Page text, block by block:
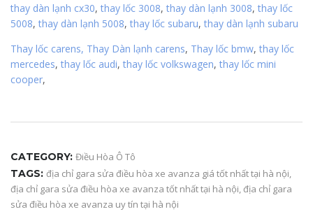
thay dàn lạnh cx30, thay lốc 3008, thay dàn lạnh 3008, thay lốc
5008, thay dàn lạnh 5008, thay lốc subaru, thay dàn lạnh subaru
Thay lốc carens, Thay Dàn lạnh carens, Thay lốc bmw, thay lốc
mercedes, thay lốc audi, thay lốc volkswagen, thay lốc mini
cooper,
CATEGORY: Điều Hòa Ô Tô
TAGS: địa chỉ gara sửa điều hòa xe avanza giá tốt nhất tại hà nội,
địa chỉ gara sửa điều hòa xe avanza tốt nhất tại hà nội,địa chỉ gara
sửa điều hòa xe avanza uy tín tại hà nội